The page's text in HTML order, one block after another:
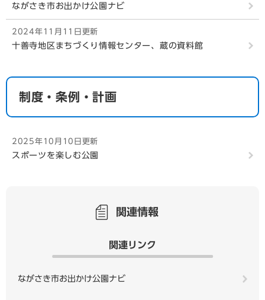
ながさき市お出かけ公園ナビ
2024年11月11日更新
十善寺地区まちづくり情報センター、蔵の資料館
制度・条例・計画
2025年10月10日更新
スポーツを楽しむ公園
関連情報
関連リンク
ながさき市お出かけ公園ナビ